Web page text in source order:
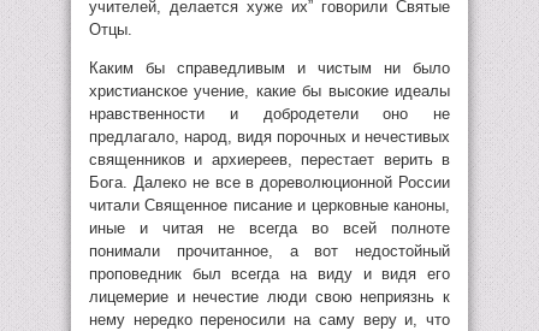
учителей, делается хуже их” говорили Святые
Отцы.
Каким бы справедливым и чистым ни было
христианское учение, какие бы высокие идеалы
нравственности и добродетели оно не
предлагало, народ, видя порочных и нечестивых
священников и архиереев, перестает верить в
Бога. Далеко не все в дореволюционной России
читали Священное писание и церковные каноны,
иные и читая не всегда во всей полноте
понимали прочитанное, а вот недостойный
проповедник был всегда на виду и видя его
лицемерие и нечестие люди свою неприязнь к
нему нередко переносили на саму веру и, что